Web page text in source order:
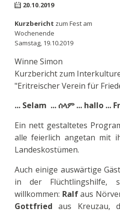
20.10.2019
Kurzbericht zum Fest am
Wochenende
Samstag, 19.10.2019
Winne Simon
Kurzbericht zum
"Eritreischer Verein für
... Selam ... ሰላም ... hallo ...
Ein nett gestaltetes
alle feierlich angetan mit
Landeskostümen.
Auch einige auswärtige
in der Flüchtlingshilfe,
willkommen: Ralfaus
Gottfried aus Kreuzau,